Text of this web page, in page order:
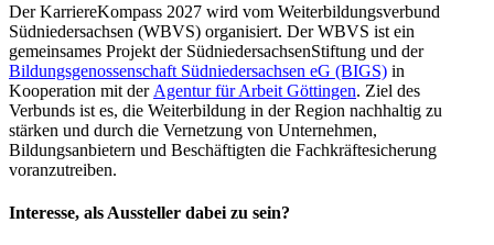
Der KarriereKompass 2027 wird vom Weiterbildungsverbund
Südniedersachsen (WBVS) organisiert. Der WBVS ist ein
gemeinsames Projekt der SüdniedersachsenStiftung und der
Bildungsgenossenschaft Südniedersachsen eG (BIGS) in
Kooperation mit der Agentur für Arbeit Göttingen. Ziel des
Verbunds ist es, die Weiterbildung in der Region nachhaltig zu
stärken und durch die Vernetzung von Unternehmen,
Bildungsanbietern und Beschäftigten die Fachkräftesicherung
voranzutreiben.
Interesse, als Aussteller dabei zu sein?